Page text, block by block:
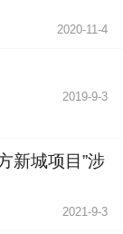
2020-11-4
2019-9-3
新城项目”涉
2021-9-3